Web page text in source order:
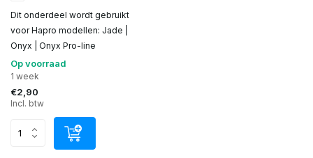
Dit onderdeel wordt gebruikt
voor Hapro modellen: Jade |
Onyx | Onyx Pro-line
Op voorraad
1 week
€2,90
Incl. btw